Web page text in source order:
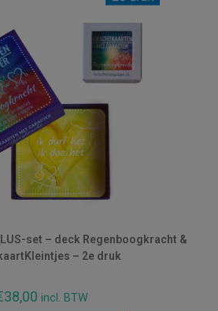
set – deck Regenboogkracht &
– 2e druk
38,00 incl. BTW